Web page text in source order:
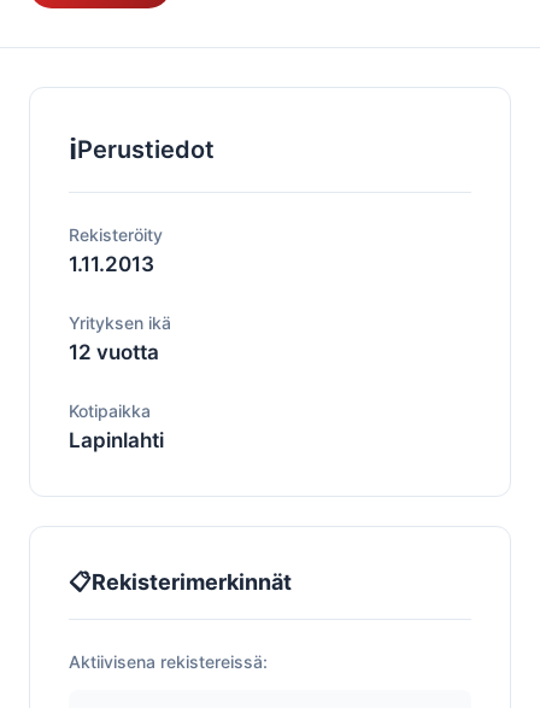
ℹ️Perustiedot
Rekisteröity
1.11.2013
Yrityksen ikä
12 vuotta
Kotipaikka
Lapinlahti
📋Rekisterimerkinnät
Aktiivisena rekistereissä: